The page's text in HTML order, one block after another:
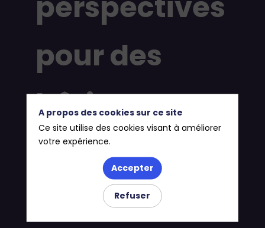
perspectives
pour des
bâtiments
économes
en eau
A propos des cookies sur ce site
Ce site utilise des cookies visant à améliorer
votre expérience.
Accepter
Refuser